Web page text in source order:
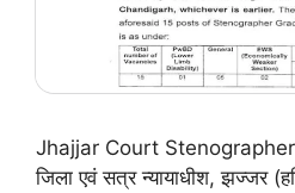
Jhajjar Court
जिला एवं सत्र न्यायाधीश, झज्जर